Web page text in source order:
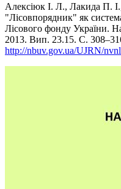
Алексіюк І. Л., Лакида П.
"Лісовпорядник" як
Лісового фонду України.
2013. Вип. 23.15. С.
http://nbuv.gov.ua/UJRN/